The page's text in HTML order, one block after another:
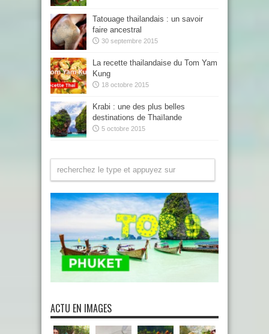
Tatouage thailandais : un savoir
faire ancestral
30 septembre 2015
La recette thailandaise du Tom Yam
Kung
18 octobre 2015
Krabi : une des plus belles
destinations de Thaïlande
5 octobre 2015
ACTU EN IMAGES